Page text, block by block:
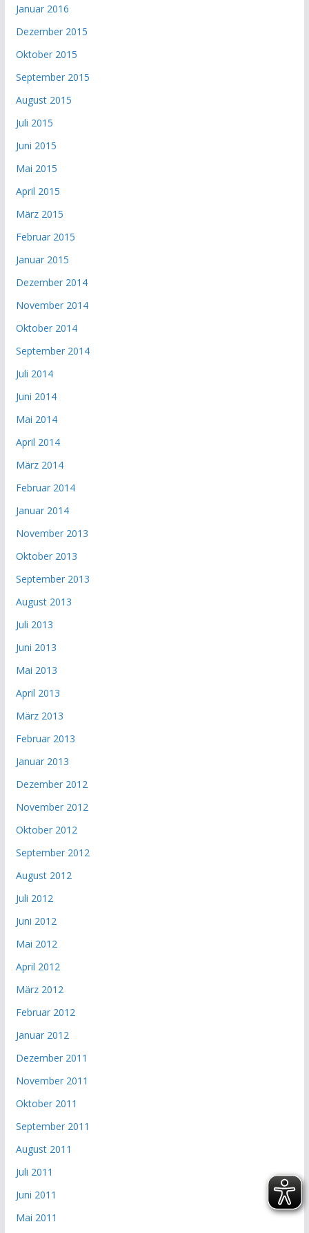
Januar 2016
Dezember 2015
Oktober 2015
September 2015
August 2015
Juli 2015
Juni 2015
Mai 2015
April 2015
März 2015
Februar 2015
Januar 2015
Dezember 2014
November 2014
Oktober 2014
September 2014
Juli 2014
Juni 2014
Mai 2014
April 2014
März 2014
Februar 2014
Januar 2014
November 2013
Oktober 2013
September 2013
August 2013
Juli 2013
Juni 2013
Mai 2013
April 2013
März 2013
Februar 2013
Januar 2013
Dezember 2012
November 2012
Oktober 2012
September 2012
August 2012
Juli 2012
Juni 2012
Mai 2012
April 2012
März 2012
Februar 2012
Januar 2012
Dezember 2011
November 2011
Oktober 2011
September 2011
August 2011
Juli 2011
Juni 2011
Mai 2011